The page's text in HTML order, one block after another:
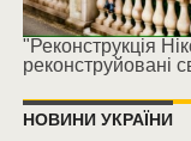
"Реконструкція
реконструйовані
НОВИНИ УКРАЇНИ